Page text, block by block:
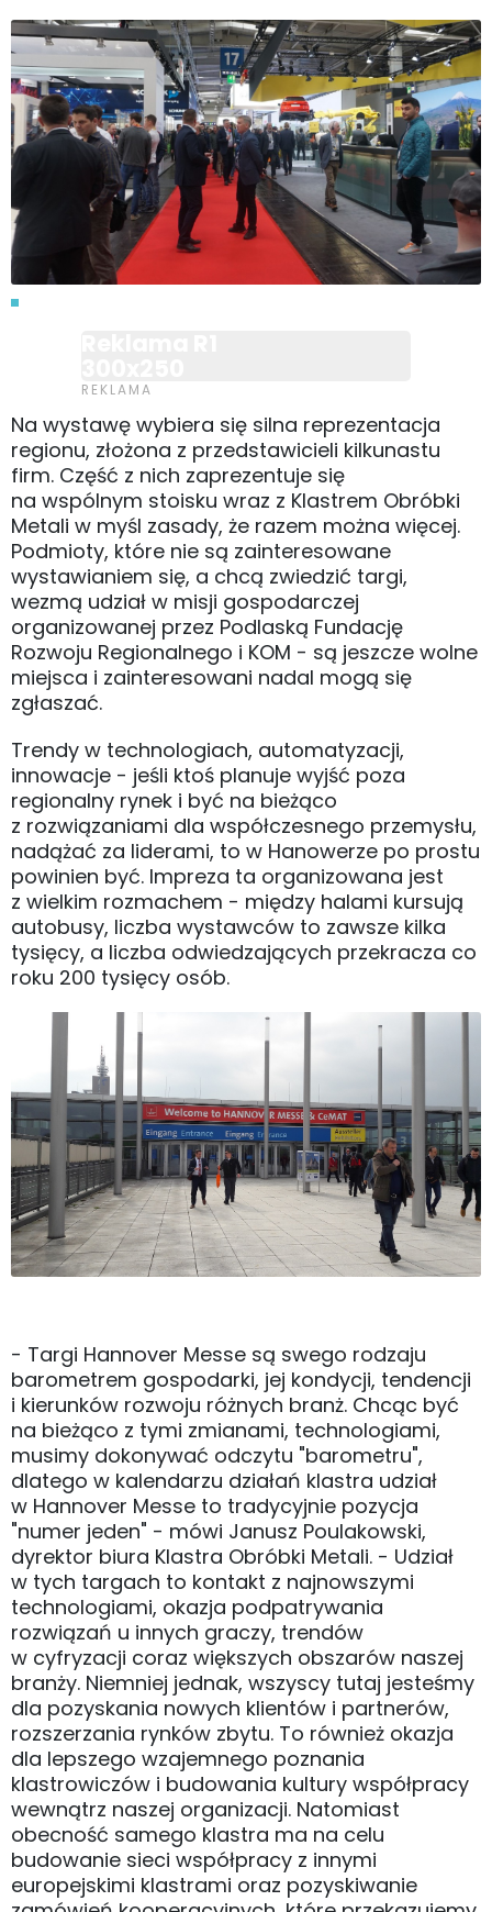
Na wystawę wybiera się silna reprezentacja
regionu, złożona z przedstawicieli kilkunastu
firm. Część z nich zaprezentuje się
na wspólnym stoisku wraz z Klastrem Obróbki
Metali w myśl zasady, że razem można więcej.
Podmioty, które nie są zainteresowane
wystawianiem się, a chcą zwiedzić targi,
wezmą udział w misji gospodarczej
organizowanej przez Podlaską Fundację
Rozwoju Regionalnego i KOM - są jeszcze wolne
miejsca i zainteresowani nadal mogą się
zgłaszać.
Trendy w technologiach, automatyzacji,
innowacje - jeśli ktoś planuje wyjść poza
regionalny rynek i być na bieżąco
z rozwiązaniami dla współczesnego przemysłu,
nadążać za liderami, to w Hanowerze po prostu
powinien być. Impreza ta organizowana jest
z wielkim rozmachem - między halami kursują
autobusy, liczba wystawców to zawsze kilka
tysięcy, a liczba odwiedzających przekracza co
roku 200 tysięcy osób.
- Targi Hannover Messe są swego rodzaju
barometrem gospodarki, jej kondycji, tendencji
i kierunków rozwoju różnych branż. Chcąc być
na bieżąco z tymi zmianami, technologiami,
musimy dokonywać odczytu "barometru",
dlatego w kalendarzu działań klastra udział
w Hannover Messe to tradycyjnie pozycja
"numer jeden" - mówi Janusz Poulakowski,
dyrektor biura Klastra Obróbki Metali. - Udział
w tych targach to kontakt z najnowszymi
technologiami, okazja podpatrywania
rozwiązań u innych graczy, trendów
w cyfryzacji coraz większych obszarów naszej
branży. Niemniej jednak, wszyscy tutaj jesteśmy
dla pozyskania nowych klientów i partnerów,
rozszerzania rynków zbytu. To również okazja
dla lepszego wzajemnego poznania
klastrowiczów i budowania kultury współpracy
wewnątrz naszej organizacji. Natomiast
obecność samego klastra ma na celu
budowanie sieci współpracy z innymi
europejskimi klastrami oraz pozyskiwanie